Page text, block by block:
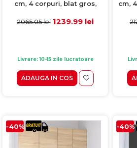
cm, 4 corpuri, blat gros,
2065.05 lei 1239.99 lei
Livrare: 10-15 zile lucratoare
ADAUGA IN COS
cm,
-40% -40%